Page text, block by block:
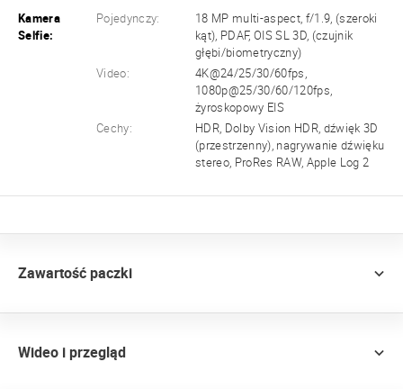
Kamera
Selfie:
Pojedynczy:
18 MP multi-aspect, f/1.9, (szeroki
kąt), PDAF, OIS SL 3D, (czujnik
głębi/biometryczny)
Video:
4K@24/25/30/60fps,
1080p@25/30/60/120fps,
żyroskopowy EIS
Cechy:
HDR, Dolby Vision HDR, dźwięk 3D
(przestrzenny), nagrywanie dźwięku
stereo, ProRes RAW, Apple Log 2
Zawartość paczki
Wideo i przegląd